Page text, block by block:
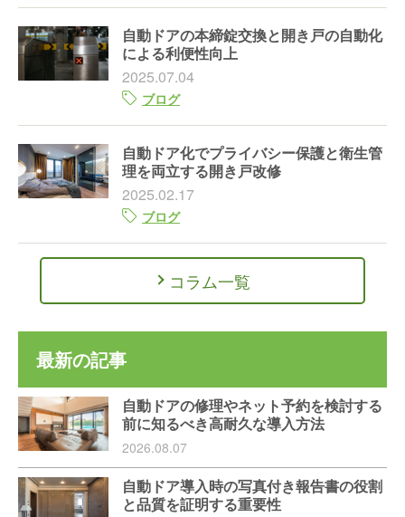
自動ドアの本締錠交換と開き戸の自動化
による利便性向上
2025.07.04
ブログ
自動ドア化でプライバシー保護と衛生管
理を両立する開き戸改修
2025.02.17
ブログ
コラム一覧
最新の記事
自動ドアの修理やネット予約を検討する
前に知るべき高耐久な導入方法
2026.08.07
自動ドア導入時の写真付き報告書の役割
と品質を証明する重要性